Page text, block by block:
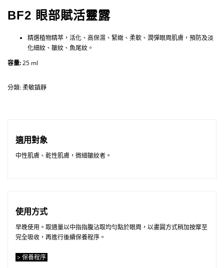
BF2 眼部賦活靈露
精選植物精萃，活化、高保濕、緊緻、柔軟、潤彈眼周肌膚，預防及淡
化細紋、皺紋、魚尾紋。
容量:25 ml
分類:柔敏鎮靜
適用對象
中性肌膚、乾性肌膚，微細皺紋者。
使用方式
早晚使用。取適量以中指指腹沾取均勻點於眼周，以畫圓方式稍加按摩至
完全吸收，再進行後續保養程序。
> 保養程序